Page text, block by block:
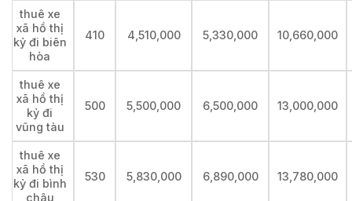
thuê xe
xã hồ thị
kỷ đi biên
hòa
410 4,510,000 5,330,000 10,660,000
thuê xe
xã hồ thị
kỷ đi
vũng tàu
500 5,500,000 6,500,000 13,000,000
thuê xe
xã hồ thị
kỷ đi bình
châu
530 5,830,000 6,890,000 13,780,000